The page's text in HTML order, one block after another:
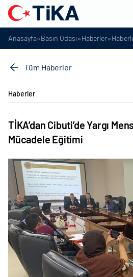
Anasayfa»Basın Odası»Haberler»
Tüm Haberler
Haberler
TİKA’dan Cibuti’de Yargı
Mücadele Eğitimi